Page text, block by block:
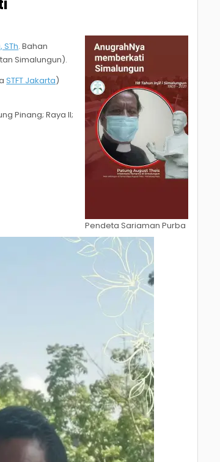
Pendeta Sariaman Purba
. Bahan
Simalungun).
STFT Jakarta)
Pinang; Raya II;